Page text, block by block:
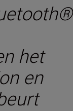
het
en